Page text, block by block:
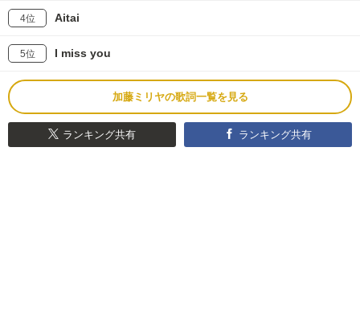
4位 Aitai
5位 I miss you
加藤ミリヤの歌詞一覧を見る
ランキング共有 ランキング共有